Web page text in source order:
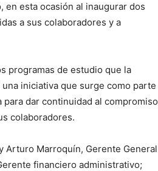
esta ocasión al inaugurar dos
a sus colaboradores y a
programas de estudio que la
iniciativa que surge como parte
dar continuidad al compromiso
colaboradores.
Arturo Marroquín, Gerente General
financiero administrativo;